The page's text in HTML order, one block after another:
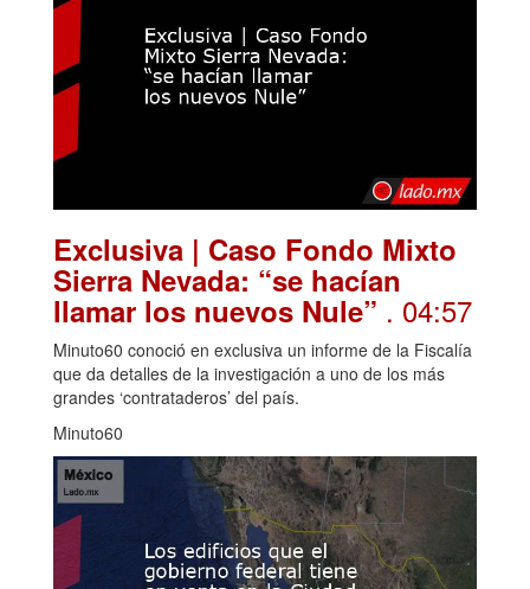
Exclusiva | Caso Fondo Mixto
Sierra Nevada: “se hacían
llamar los nuevos Nule” . 04:57
Minuto60 conoció en exclusiva un informe de la Fiscalía
que da detalles de la investigación a uno de los más
grandes ‘contrataderos’ del país.
Minuto60